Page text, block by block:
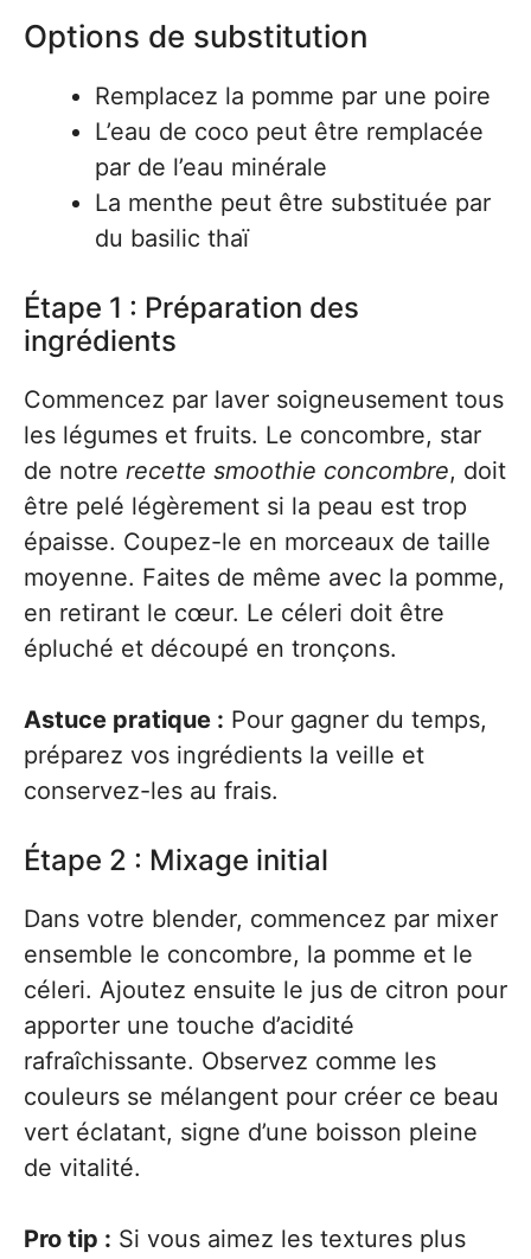
Options de substitution
Remplacez la pomme par une poire
L’eau de coco peut être remplacée
par de l’eau minérale
La menthe peut être substituée par
du basilic thaï
Étape 1 : Préparation des
ingrédients
Commencez par laver soigneusement tous
les légumes et fruits. Le concombre, star
de notre recette smoothie concombre, doit
être pelé légèrement si la peau est trop
épaisse. Coupez-le en morceaux de taille
moyenne. Faites de même avec la pomme,
en retirant le cœur. Le céleri doit être
épluché et découpé en tronçons.
Astuce pratique : Pour gagner du temps,
préparez vos ingrédients la veille et
conservez-les au frais.
Étape 2 : Mixage initial
Dans votre blender, commencez par mixer
ensemble le concombre, la pomme et le
céleri. Ajoutez ensuite le jus de citron pour
apporter une touche d’acidité
rafraîchissante. Observez comme les
couleurs se mélangent pour créer ce beau
vert éclatant, signe d’une boisson pleine
de vitalité.
Pro tip : Si vous aimez les textures plus